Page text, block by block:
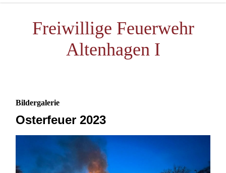
Freiwillige Feuerwehr
Altenhagen I
Bildergalerie
Osterfeuer 2023